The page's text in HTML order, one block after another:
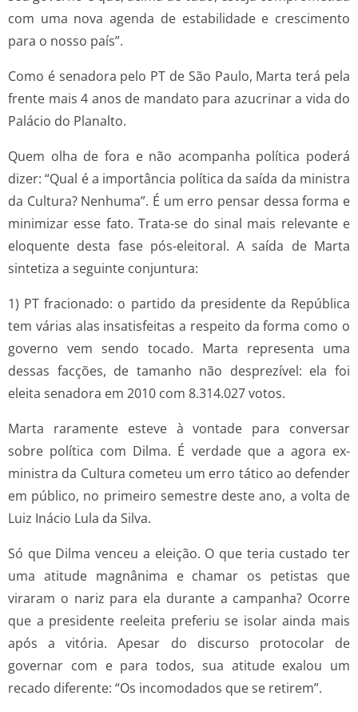
com uma nova agenda de estabilidade e crescimento
para o nosso país”.
Como é senadora pelo PT de São Paulo, Marta terá pela
frente mais 4 anos de mandato para azucrinar a vida do
Palácio do Planalto.
Quem olha de fora e não acompanha política poderá
dizer: “Qual é a importância política da saída da ministra
da Cultura? Nenhuma”. É um erro pensar dessa forma e
minimizar esse fato. Trata-se do sinal mais relevante e
eloquente desta fase pós-eleitoral. A saída de Marta
sintetiza a seguinte conjuntura:
1) PT fracionado: o partido da presidente da República
tem várias alas insatisfeitas a respeito da forma como o
governo vem sendo tocado. Marta representa uma
dessas facções, de tamanho não desprezível: ela foi
eleita senadora em 2010 com 8.314.027 votos.
Marta raramente esteve à vontade para conversar
sobre política com Dilma. É verdade que a agora ex-
ministra da Cultura cometeu um erro tático ao defender
em público, no primeiro semestre deste ano, a volta de
Luiz Inácio Lula da Silva.
Só que Dilma venceu a eleição. O que teria custado ter
uma atitude magnânima e chamar os petistas que
viraram o nariz para ela durante a campanha? Ocorre
que a presidente reeleita preferiu se isolar ainda mais
após a vitória. Apesar do discurso protocolar de
governar com e para todos, sua atitude exalou um
recado diferente: “Os incomodados que se retirem”.